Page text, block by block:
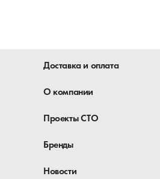
Весь инструмент имеет
Цены оптимальные,
Купить набор Torx можно на
Доставка и оплата
О компании
Проекты СТО
Бренды
Новости